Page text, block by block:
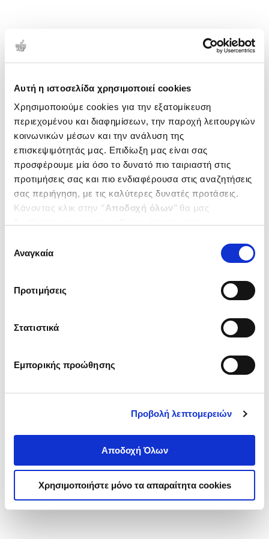
Αυτή η ιστοσελίδα χρησιμοποιεί cookies
Χρησιμοποιούμε cookies για την εξατομίκευση
περιεχομένου και διαφημίσεων, την παροχή λειτουργιών
κοινωνικών μέσων και την ανάλυση της
επισκεψιμότητάς μας. Επιδίωξη μας είναι σας
προσφέρουμε μία όσο το δυνατό πιο ταιριαστή στις
προτιμήσεις σας και πιο ενδιαφέρουσα στις αναζητήσεις
σας περιήγηση, με τις καλύτερες δυνατές προτάσεις.
Κάνοντας κλικ στην ‘’Αποδοχή όλων’’ θα μας
ενδιαφέρουν και να επιλέξετε από τα παρακάτω με την
΄΄και να ενημερωθείτε σχετικά με
συγκατάθεσης
Αναγκαία
Προτιμήσεις
Στατιστικά
Εμπορικής προώθησης
Προβολή λεπτομερειών
Αποδοχή Όλων
Χρησιμοποιήστε μόνο τα απαραίτητα cookies